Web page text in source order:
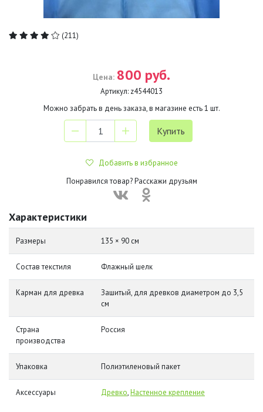
(211)
Цена: 800 руб.
Артикул: z4544013
Можно забрать в день заказа, в магазине есть1 шт.
Добавить в избранное
Понравился товар? Расскажи друзьям
Характеристики
Размеры 135 × 90 см
Состав текстиля Флажный шелк
Карман для древка
Зашитый, для древков диаметром до 3,5
см
Страна
производства
Россия
Упаковка Полиэтиленовый пакет
Аксессуары Древко,Настенное крепление